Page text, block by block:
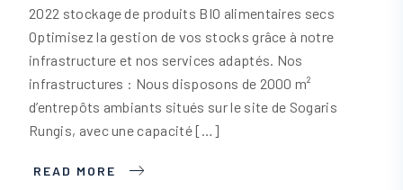
2022 stockage de produits BIO alimentaires secs
Optimisez la gestion de vos stocks grâce à notre
infrastructure et nos services adaptés. Nos
infrastructures : Nous disposons de 2000 m²
d’entrepôts ambiants situés sur le site de Sogaris
Rungis, avec une capacité […]
READ MORE